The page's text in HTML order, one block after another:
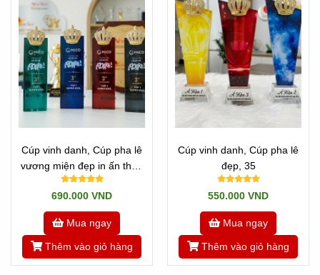
Cúp vinh danh, Cúp pha lê
vương miện đẹp in ấn theo
yêu cầu -30
690.000 VND
Mua ngay
Thêm vào giỏ hàng
Cúp vinh danh, Cúp pha lê
đẹp, 35
550.000 VND
Mua ngay
Thêm vào giỏ hàng